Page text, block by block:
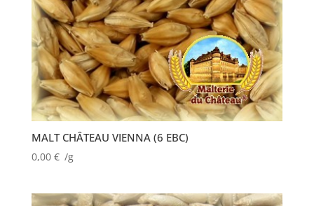
MALT CHÂTEAU VIENNA (6 EBC)
0,00 € /g